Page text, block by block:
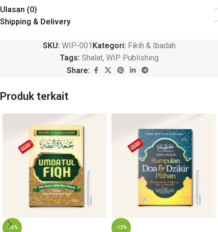
Ulasan (0)
Shipping & Delivery
SKU: WIP-001 Kategori: Fikih & Ibadah
Tags: Shalat, WIP Publishing
Share:
Produk terkait
-15% -13%